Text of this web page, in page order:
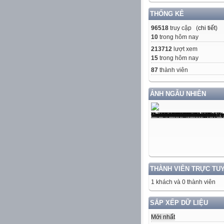
THỐNG KÊ
96518 truy cập (chi tiết)
10 trong hôm nay
213712 lượt xem
15 trong hôm nay
87 thành viên
ẢNH NGẪU NHIÊN
THÀNH VIÊN TRỰC
1 khách và 0 thành viên
SẮP XẾP DỮ LIỆU
Mới nhất